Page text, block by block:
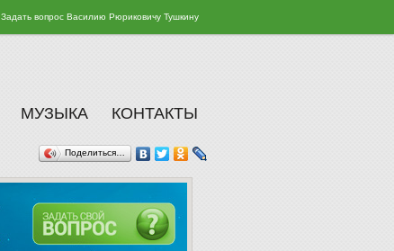
Задать вопрос Василию Рюриковичу Тушкину
МУЗЫКА КОНТАКТЫ
Поделиться…